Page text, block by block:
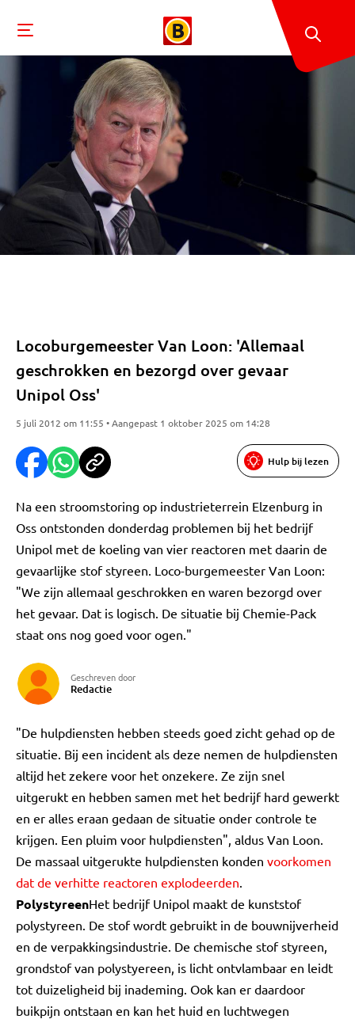
Locoburgemeester Van Loon: 'Allemaal
geschrokken en bezorgd over gevaar
Unipol Oss'
5 juli 2012 om 11:55 • Aangepast 1 oktober 2025 om 14:28
Hulp bij lezen
Na een stroomstoring op industrieterrein Elzenburg in
Oss ontstonden donderdag problemen bij het bedrijf
Unipol met de koeling van vier reactoren met daarin de
gevaarlijke stof styreen. Loco-burgemeester Van Loon:
"We zijn allemaal geschrokken en waren bezorgd over
het gevaar. Dat is logisch. De situatie bij Chemie-Pack
staat ons nog goed voor ogen."
Geschreven door
Redactie
"De hulpdiensten hebben steeds goed zicht gehad op de
situatie. Bij een incident als deze nemen de hulpdiensten
altijd het zekere voor het onzekere. Ze zijn snel
uitgerukt en hebben samen met het bedrijf hard gewerkt
en er alles eraan gedaan de situatie onder controle te
krijgen. Een pluim voor hulpdiensten", aldus Van Loon.
De massaal uitgerukte hulpdiensten konden voorkomen
dat de verhitte reactoren explodeerden.
PolystyreenHet bedrijf Unipol maakt de kunststof
polystyreen. De stof wordt gebruikt in de bouwnijverheid
en de verpakkingsindustrie. De chemische stof styreen,
grondstof van polystyereen, is licht ontvlambaar en leidt
tot duizeligheid bij inademing. Ook kan er daardoor
buikpijn ontstaan en kan het huid en luchtwegen